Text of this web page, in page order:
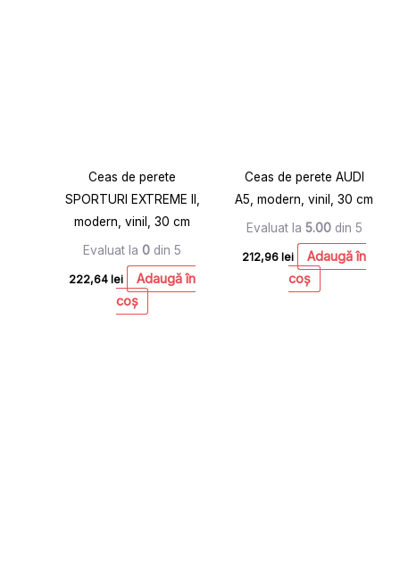
Ceas de perete
SPORTURI EXTREME II,
modern, vinil, 30 cm
Evaluat la 0 din 5
222,64 lei
Adaugă în
coș
Ceas de perete AUDI
A5, modern, vinil, 30 cm
Evaluat la 5.00din 5
212,96 lei
Adaugă în
coș